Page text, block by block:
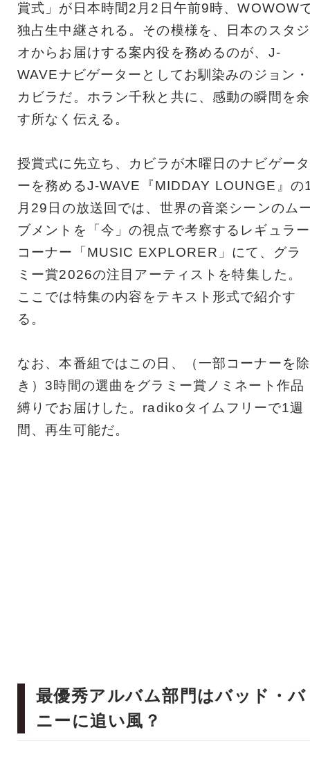
賞式」が日本時間2月2日午前9時、WOWOW
独占生中継される。その模様を、日本のスタジ
オからお届けする案内役を務めるのが、J-
WAVEナビゲーターとしてお馴染みのジョン・
カビラだ。ホラン千秋と共に、感動の瞬間を余
す所なく伝える。
授賞式に先立ち、カビラが木曜日のナビゲータ
ーを務めるJ-WAVE『MIDDAY LOUNGE』の
月29日の放送回では、世界の音楽シーンのム
ブメントを「今」の視点で考察するレギュラー
コーナー「MUSIC EXPLORER」にて、グラ
ミー賞2026の注目アーティストを特集した。
ここでは特集の内容をテキスト形式で紹介す
る。
なお、本番組ではこの日、（一部コーナーを除
き）3時間の選曲をグラミー賞ノミネート作品
縛りでお届けした。radikoタイムフリーで1週
間、再生可能だ。
最優秀アルバム部門はバッド・バ
ニーに追い風？